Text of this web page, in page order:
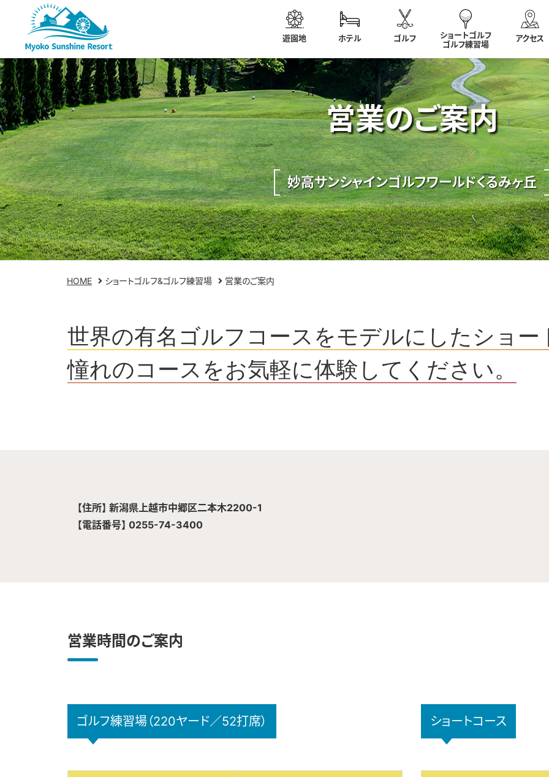
遊園地 ホテル ゴルフ
ショートゴルフ
ゴルフ練習場
アクセス
営業のご案内
妙高サンシャインゴルフワールドくるみヶ丘
HOME ショートゴルフ&ゴルフ練習場 営業のご案内
世界の有名ゴルフコースをモデルにしたショー
憧れのコースをお気軽に体験してください。
【住所】 新潟県上越市中郷区二本木2200-1
【電話番号】 0255-74-3400
営業時間のご案内
ゴルフ練習場（220ヤード／52打席） ショートコース